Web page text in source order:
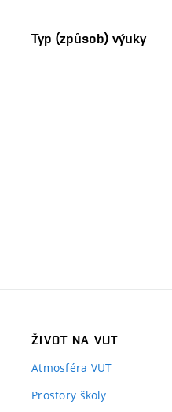
Typ (způsob) výuky
ŽIVOT NA VUT
Atmosféra VUT
Prostory školy